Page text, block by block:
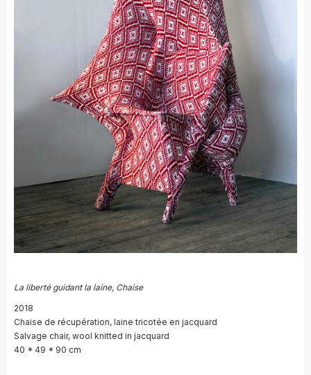
La liberté guidant la laine, Chaise
2018
Chaise de récupération, laine tricotée en jacquard
Salvage chair, wool knitted in jacquard
40 * 49 * 90 cm